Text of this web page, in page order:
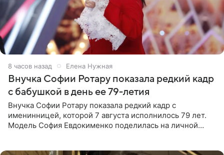
8 часов назад Елена Нужная
Внучка Софии Ротару показала редкий кадр
с бабушкой в день ее 79-летия
Внучка Софии Ротару показала редкий кадр с
именинницей, которой 7 августа исполнилось 79 лет.
Модель София Евдокименко поделилась на личной